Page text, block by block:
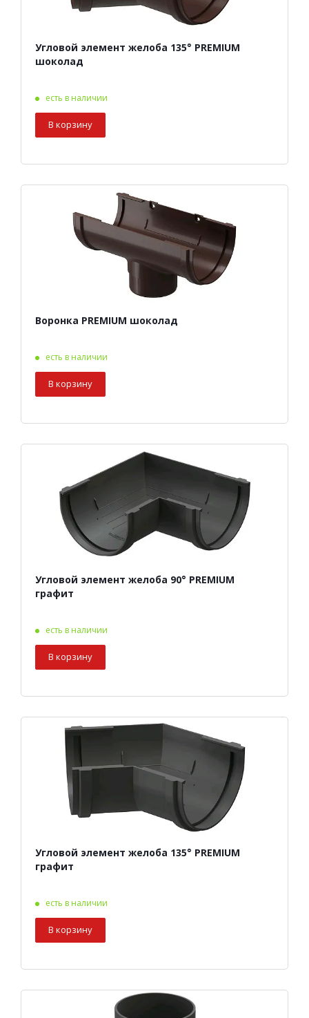
Угловой элемент желоба 135° PREMIUM
шоколад
есть в наличии
В корзину
Воронка PREMIUM шоколад
есть в наличии
В корзину
Угловой элемент желоба 90° PREMIUM
графит
есть в наличии
В корзину
Угловой элемент желоба 135° PREMIUM
графит
есть в наличии
В корзину